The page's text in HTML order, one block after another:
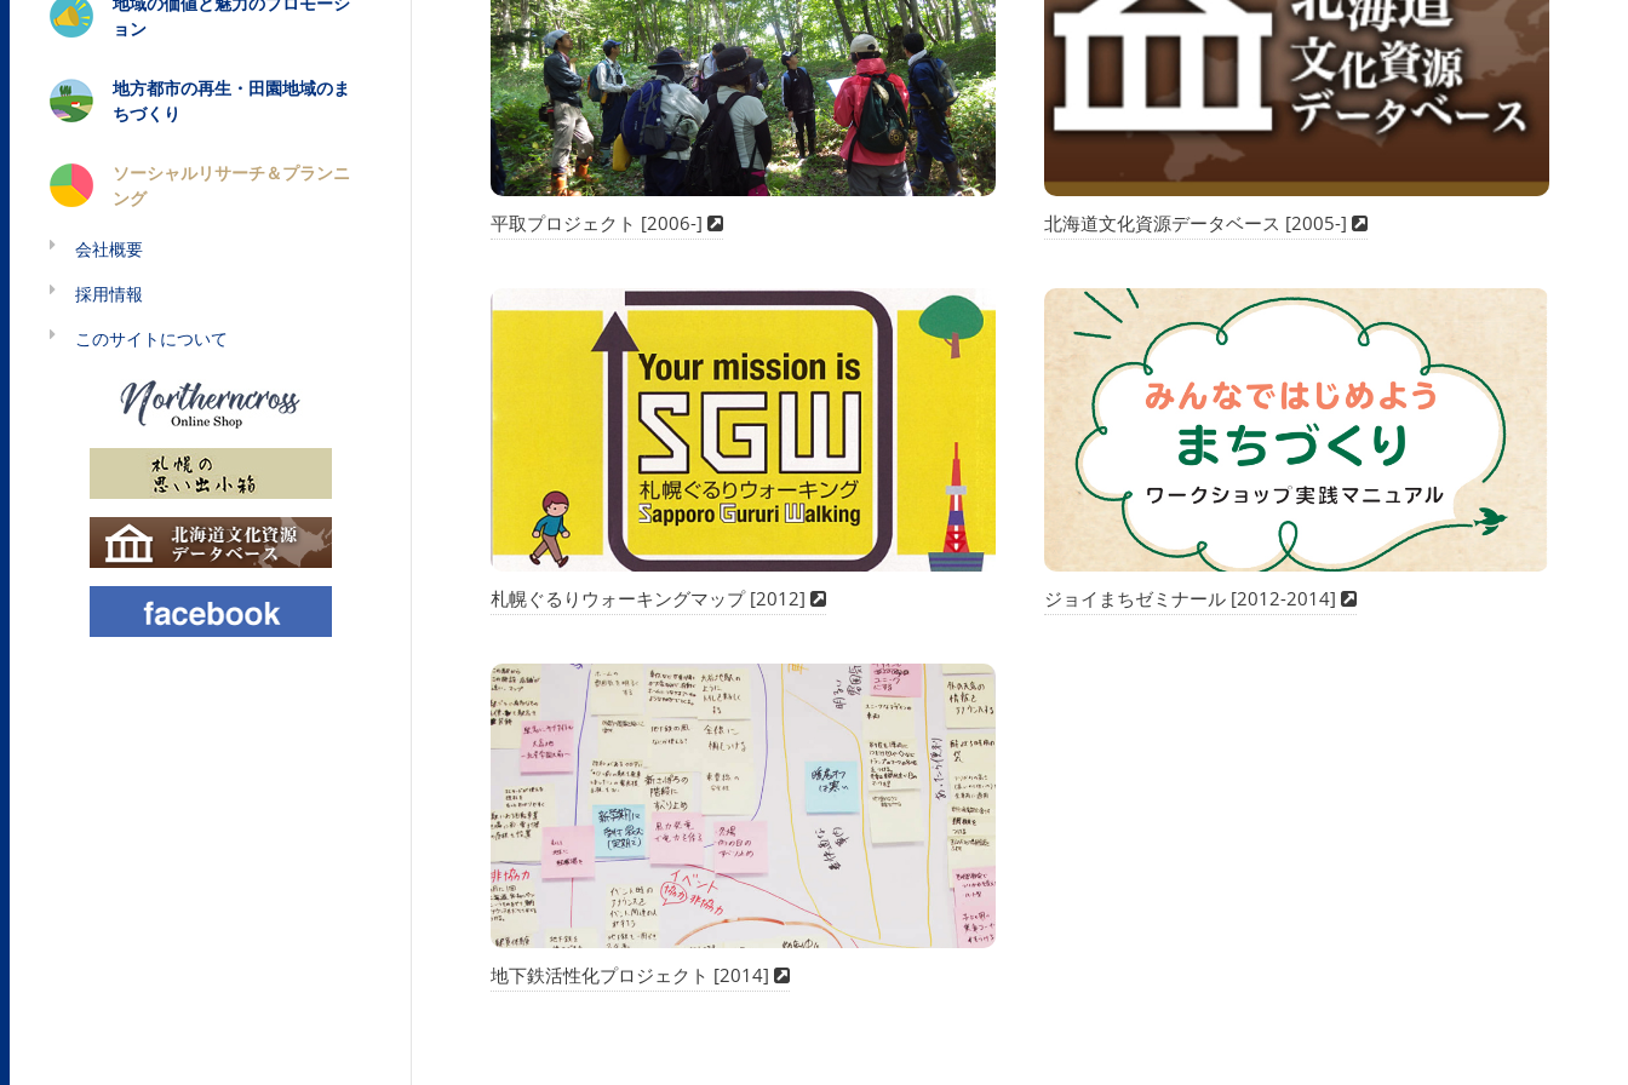
ョン
地方都市の再生・田園地域のま
ちづくり
ソーシャルリサーチ＆プランニ
ング
会社概要
採用情報
このサイトについて
平取プロジェクト [2006-] 北海道文化資源データベース [2005-]
札幌ぐるりウォーキングマップ [2012] ジョイまちゼミナール [2012-2014]
地下鉄活性化プロジェクト [2014]